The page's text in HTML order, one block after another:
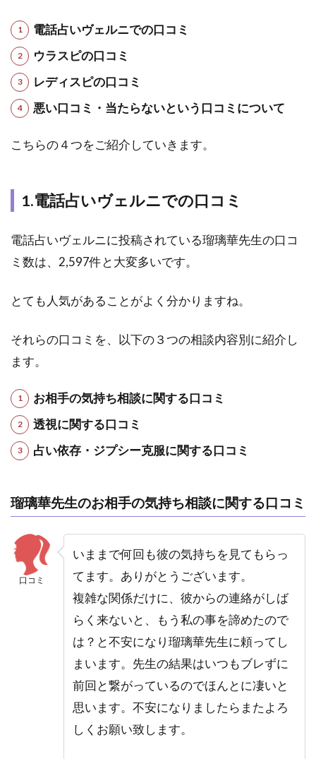
せ）
3.電
話占
いヴ
ニ｜
生
4.電
話占
｜誉
（よ
す
5.5
5.電
いピ
神女
先生
5.6
6.電
話占
いフ
電話占いヴェルニでの口コミ
ウラスピの口コミ
レディスピの口コミ
悪い口コミ・当たらないという口コミについて
こちらの４つをご紹介していきます。
1.電話占いヴェルニでの口コミ
電話占いヴェルニに投稿されている瑠璃華先生の口コ
ミ数は、2,597件と大変多いです。
とても人気があることがよく分かりますね。
それらの口コミを、以下の３つの相談内容別に紹介し
ます。
お相手の気持ち相談に関する口コミ
透視に関する口コミ
占い依存・ジプシー克服に関する口コミ
瑠璃華先生のお相手の気持ち相談に関する口コミ
口コミ
いままで何回も彼の気持ちを見てもらっ
てます。ありがとうございます。
複雑な関係だけに、彼からの連絡がしば
らく来ないと、もう私の事を諦めたので
は？と不安になり瑠璃華先生に頼ってし
まいます。先生の結果はいつもブレずに
前回と繋がっているのでほんとに凄いと
思います。不安になりましたらまたよろ
しくお願い致します。